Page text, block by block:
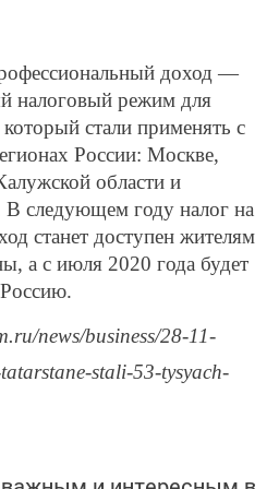
доход —
налоговый режим для
стали применять с
России: Москве,
области и
В следующем году налог на
станет доступен жителям
а с июля 2020 года будет
news/business/28-11-
stali-53-tysyach-